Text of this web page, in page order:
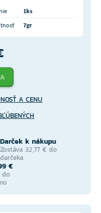
1ks
7gr
A CENU
Darček k nákupu
Zostáva 32,77 € do
darčeka
€
do